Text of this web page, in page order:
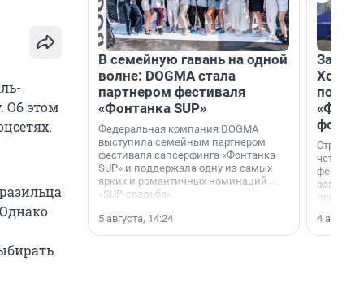
Об этом
В семейную гавань на одной
волне: DOGMA стала
партнером фестиваля
«Фонтанка SUP»
Федеральная компания DOGMA
выступила семейным партнером
фестиваля сапсерфинга «Фонтанка
SUP» и поддержала одну из самых
ярких и романтичных номинаций —
«SUP-свадьба».
5 августа, 14:24
раз
4